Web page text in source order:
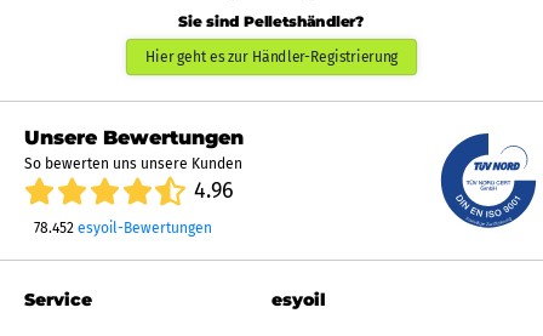
Sie sind Pelletshändler?
Hier geht es zur Händler-Registrierung
Unsere Bewertungen
So bewerten uns unsere Kunden
4.96
78.452 esyoil-Bewertungen
Service esyoil